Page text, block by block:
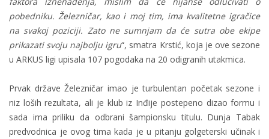
pobedniku. Železničar, kao i moj tim, ima kvalitetne igračice
na svakoj poziciji. Zato ne sumnjam da će sutra obe ekipe
prikazati svoju najbolju igru“, smatra Krstić, koja je ove sezone
u ARKUS ligi upisala 107 pogodaka na 20 odigranih utakmica.
Prvak države Železničar imao je turbulentan početak sezone i
niz loših rezultata, ali je klub iz Inđije postepeno dizao formu i
sada ima priliku da odbrani šampionsku titulu. Dunja Tabak
predvodnica je ovog tima kada je u pitanju golgeterski učinak i